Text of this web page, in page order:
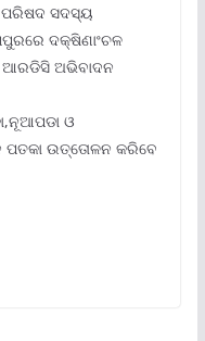
ପରିଷଦ ସଦସ୍ୟ
ଦକ୍ଷିଣାଂଚଳ
ଆରଡିସି ଅଭିବାଦନ
ଓ
ପତକା ଉତ୍ତୋଳନ କରିବେ